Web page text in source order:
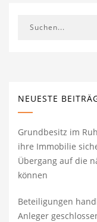
NEUESTE
Grundbesitz im
ihre Immobilie
Übergang auf die
können
Beteiligungen
Anleger